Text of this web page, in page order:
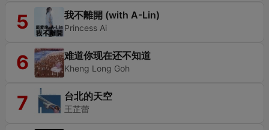
5 我不離開 (with A-Lin)
Princess Ai
6 难道你现在还不知道
Kheng Long Goh
7 台北的天空
王芷蕾